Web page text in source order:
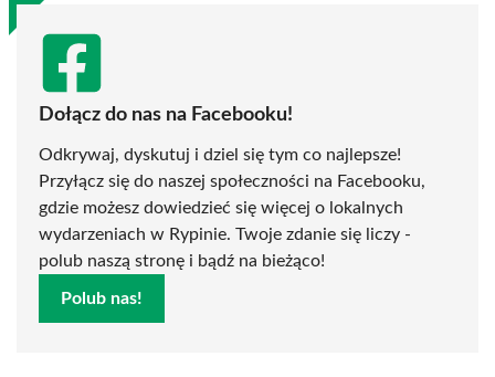
Dołącz do nas na Facebooku!
Odkrywaj, dyskutuj i dziel się tym co najlepsze!
Przyłącz się do naszej społeczności na Facebooku,
gdzie możesz dowiedzieć się więcej o lokalnych
wydarzeniach w Rypinie. Twoje zdanie się liczy -
polub naszą stronę i bądź na bieżąco!
Polub nas!